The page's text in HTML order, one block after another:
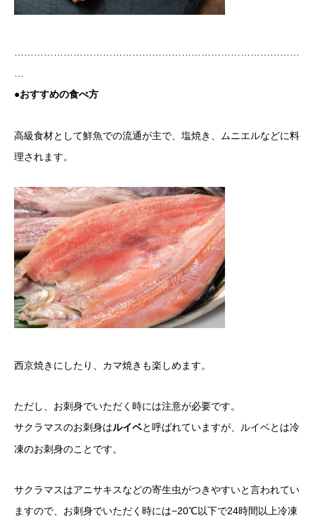
●おすすめの食べ方
高級食材として鮮魚での流通が主で、塩焼き、ムニエルなどに料
理されます。
西京焼きにしたり、カマ焼きも楽しめます。
ただし、お刺身でいただく時には注意が必要です。
サクラマスのお刺身はルイベと呼ばれていますが、ルイベとは冷
凍のお刺身のことです。
サクラマスはアニサキスなどの寄生虫がつきやすいと言われてい
ますので、お刺身でいただく時には−20℃以下で24時間以上冷凍